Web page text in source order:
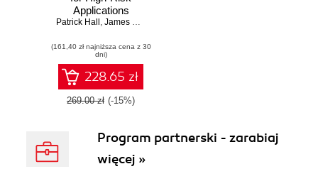
Applications
Patrick Hall , James Curtis
(161,40 zł najniższa cena z 30
dni)
228.65 zł
269.00 zł (-15%)
Program partnerski - zarabiaj
więcej »